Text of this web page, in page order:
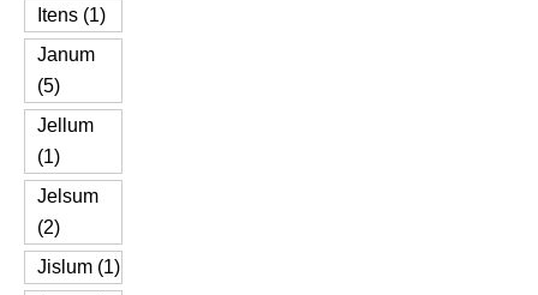
Itens (1)
Janum
(5)
Jellum
(1)
Jelsum
(2)
Jislum (1)